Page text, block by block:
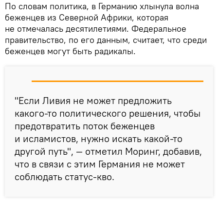
По словам политика, в Германию хлынула волна
беженцев из Северной Африки, которая
не отмечалась десятилетиями. Федеральное
правительство, по его данным, считает, что среди
беженцев могут быть радикалы.
"Если Ливия не может предложить
какого-то политического решения, чтобы
предотвратить поток беженцев
и исламистов, нужно искать какой-то
другой путь", — отметил Моринг, добавив,
что в связи с этим Германия не может
соблюдать статус-кво.